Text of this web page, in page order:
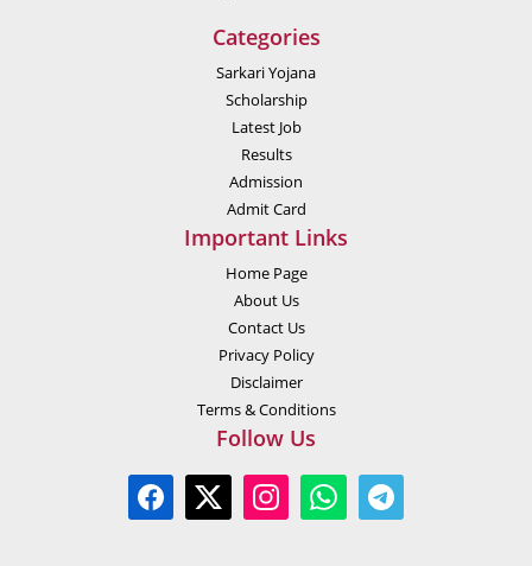
Categories
Sarkari Yojana
Scholarship
Latest Job
Results
Admission
Admit Card
Important Links
Home Page
About Us
Contact Us
Privacy Policy
Disclaimer
Terms & Conditions
Follow Us